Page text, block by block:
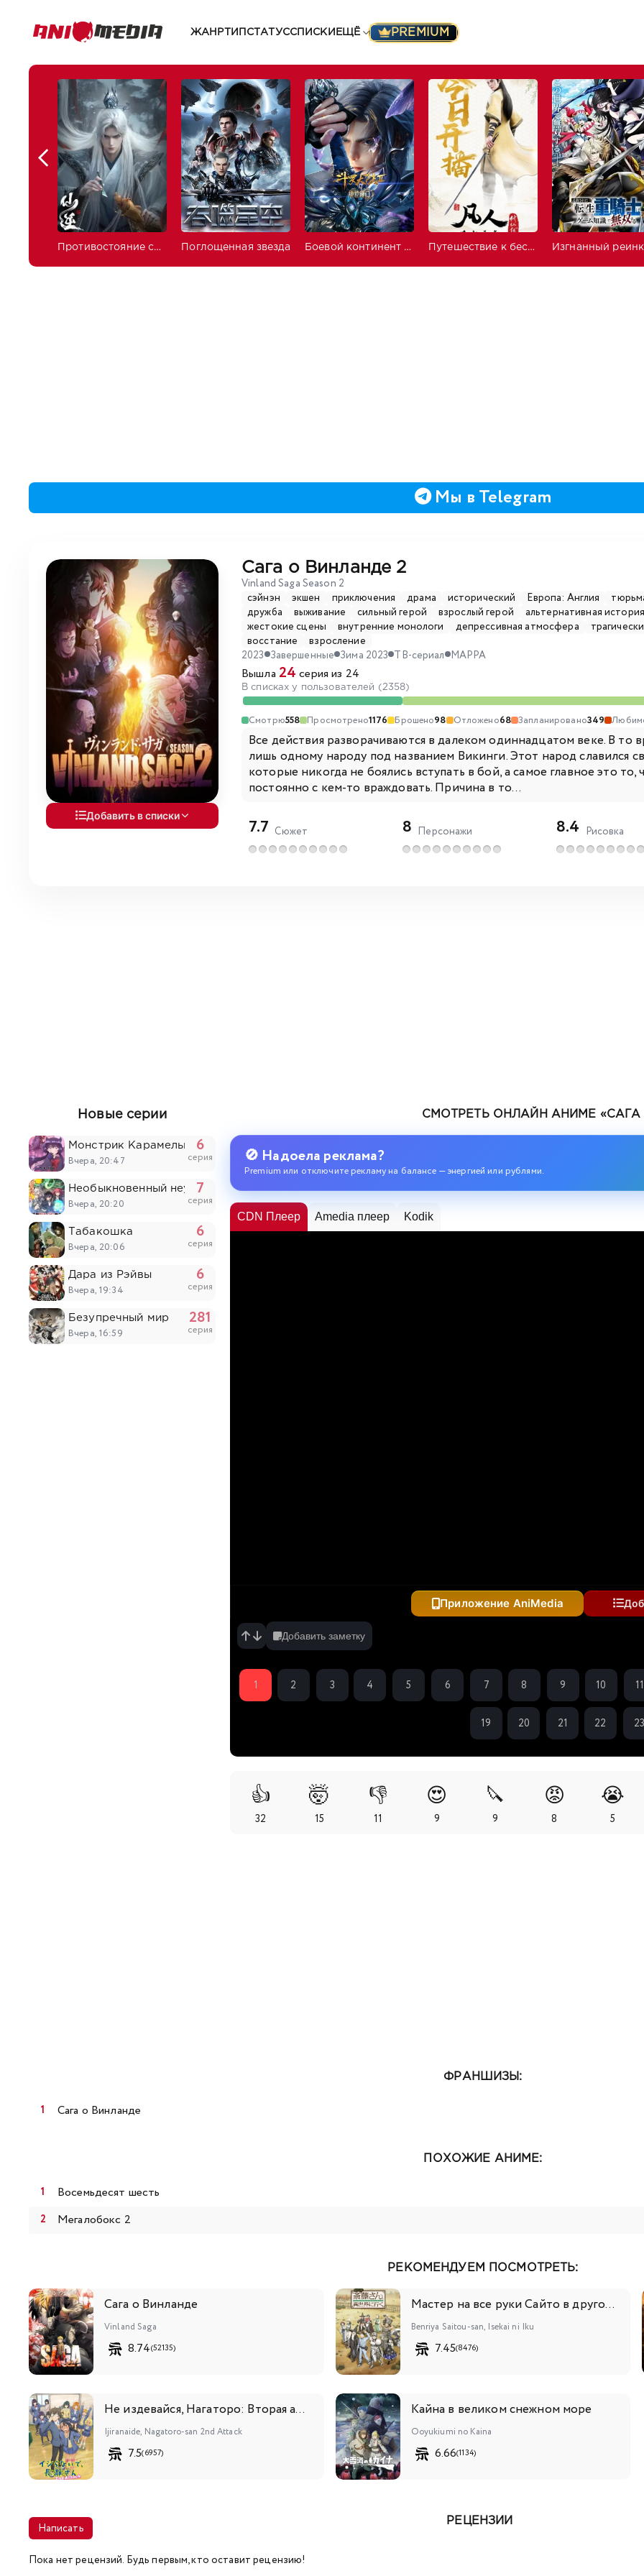
ЖАНРТИП СТАТУССПИСКИ ЕЩЁ PREMIUM
Противостояние святого Поглощенная звезда Боевой континент 2: Непревзойдённый клан Тан Путешествие к бессмертию
Мы в Telegram
Добавить в списки
Сага о Винланде 2
Vinland Saga Season 2
сэйнэн экшен приключения драма исторический Европа: Англия
дружба
выживание сильный герой взрослый герой альтернативная история
жестокие сцены
внутренние монологи депрессивная атмосфера
восстание
взросление
2023 Завершенные Зима 2023 ТВ-сериал MAPPA
Вышла 24 серия из 24
В списках у пользователей (2358)
Смотрю558 Просмотрено1176 Брошено98 Отложено68 Запланировано349
Все действия разворачиваются в далеком одиннадцатом веке. В
лишь одному народу под названием Викинги. Этот народ славился
которые никогда не боялись вступать в бой, а самое главное это
постоянно с кем-то враждовать. Причина в то...
7.7 Сюжет 8 Персонажи 8.4 Рисовка
СМОТРЕТЬ ОНЛАЙН АНИМЕ «САГА
🚫 Надоела реклама?
Premium или отключите рекламу на балансе — энергией или рублями.
CDN Плеер Amedia плеер Kodik
Приложение AniMedia
Добавить заметку
1 2 3 4 5 6 7 8 9 10 11
19 20 21 22 23
👍
32
🤯
15
👎
11
😍
9
🔪
9
😡
8
😭
5
Новые серии
Монстрик Карамелька
Вчера, 20:47
6
серия
Необыкновенный неудачник: Дневник переродившегося колдуна S-ранга
Вчера, 20:20
7
серия
Табакошка
Вчера, 20:06
6
серия
Дара из Рэйвы
Вчера, 19:34
6
серия
Безупречный мир
Вчера, 16:59
281
серия
ФРАНШИЗЫ:
Сага о Винланде
ПОХОЖИЕ АНИМЕ:
Восемьдесят шесть
Мегалобокс 2
РЕКОМЕНДУЕМ ПОСМОТРЕТЬ:
Сага о Винланде
Vinland Saga
8.74(52135)
Мастер на все руки Сайто в другом мире
Benriya Saitou-san, Isekai ni Iku
7.45(8476)
Не издевайся, Нагаторо: Вторая атака
Ijiranaide, Nagatoro-san 2nd Attack
7.5(6957)
Кайна в великом снежном море
Ooyukiumi no Kaina
6.66(1134)
Написать
РЕЦЕНЗИИ
Пока нет рецензий. Будь первым, кто оставит рецензию!